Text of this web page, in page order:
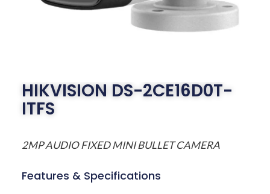
HIKVISION DS-2CE16D0T-
ITFS
2MP AUDIO FIXED MINI BULLET CAMERA
Features & Specifications